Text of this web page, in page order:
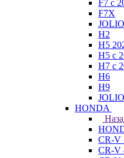
F7 с
F7X
H2
H5
H5 с
H7 с
H6
H9
HONDA
CR-V
CR-V